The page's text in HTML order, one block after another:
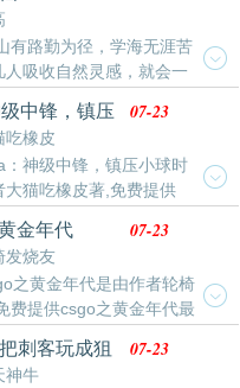
有路勤为径，学海无涯苦
人吸收自然灵感，就会一
又可以用灵感来获取不同的
度，划分出了三大学习境界:未
中境界；过饱和，高中境
，生活也发生了天差地别的变
以太派，无号朝廷，种种似
又似乎没有。“我终于掌握你
中锋，镇压
吃橡皮
07-23
：神级中锋，镇压小球时
大猫吃橡皮著,免费提供
时代最新清爽干净的文字章
金年代
发烧友
07-23
之黄金年代是由作者轮椅
费提供csgo之黄金年代最
阅读。
刺客玩成狙
神牛
07-23